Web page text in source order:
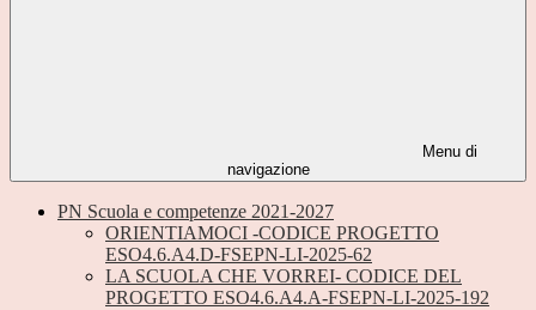
Menu di
navigazione
PN Scuola e competenze 2021-2027
ORIENTIAMOCI -CODICE PROGETTO
ESO4.6.A4.D-FSEPN-LI-2025-62
LA SCUOLA CHE VORREI- CODICE DEL
PROGETTO ESO4.6.A4.A-FSEPN-LI-2025-192